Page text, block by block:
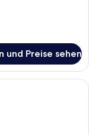
und Preise sehen